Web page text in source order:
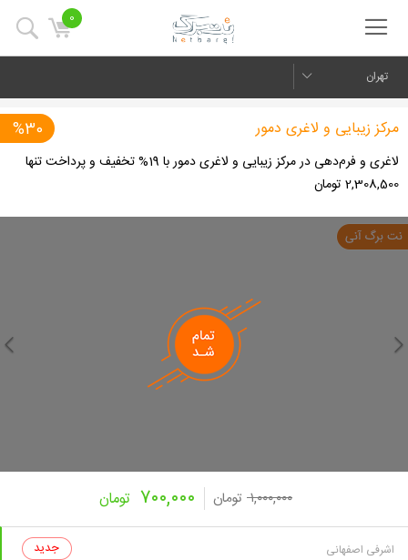
0
تهران
Next
%30 مرکز زیبایی و لاغری دمور
لاغری و فرم‌دهی در مرکز زیبایی و لاغری دمور با 19% تخفیف و پرداخت تنها
2,308,500 تومان
۱,۰۰۰,۰۰۰ تومان ۷۰۰,۰۰۰ تومان
اشرفی اصفهانی